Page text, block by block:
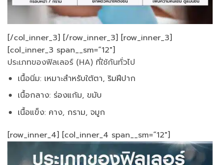
[/col_inner_3] [/row_inner_3] [row_inner_3]
[col_inner_3 span__sm=”12″]
ประเภทของฟิลเลอร์ (HA) ที่ใช้กันทั่วไป
เนื้อนิ่ม: เหมาะสำหรับใต้ตา, ริมฝีปาก
เนื้อกลาง: ร่องแก้ม, ขมับ
เนื้อแข็ง: คาง, กราม, จมูก
[row_inner_4] [col_inner_4 span__sm=”12″]